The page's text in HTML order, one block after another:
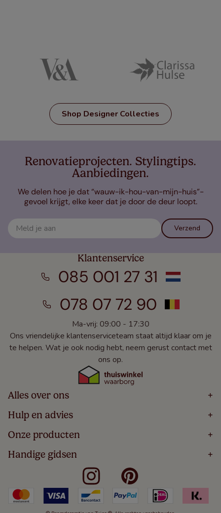
Shop Designer Collecties
Renovatieprojecten. Stylingtips.
Aanbiedingen.
We delen hoe je dat “wauw-ik-hou-van-mijn-huis”-
gevoel krijgt, elke keer dat je door de deur loopt.
Verzend
Klantenservice
085 001 27 31
078 07 72 90
Ma-vrij: 09:00 - 17:30
Ons vriendelijke klantenserviceteam staat altijd klaar om je
te helpen. Wat je ook nodig hebt, neem gerust contact met
ons op.
Alles over ons +
Home
Over
Bestellen
Winacties
Veelgestelde Vragen
Hulp en advies +
Volg Je Bestelling
Levering
5 Jaar Garantie
Algemene Voorwaarden
Kindveiligheid
Cookies
Onze producten +
Houten Jaloezieën
Rolgordijnen
Verticale Jaloezieën
Duo Rolgordijnen
Duo Plisségordijnen
Handige gidsen +
Meten Voor Raamdecoratie
Badkamer Raamdecoratie
Slaapkamer Raamdecoratie
Keuken Raamdecoratie